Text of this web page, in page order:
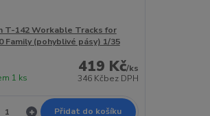
T-142 Workable Tracks for
Family (pohyblivé pásy) 1/35
419 Kč/ks
346 Kčbez DPH
1 ks
Přidat do košíku